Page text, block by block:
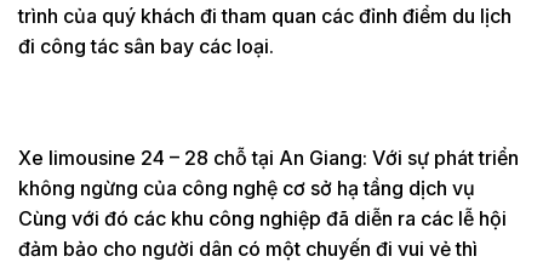
trình của quý khách đi tham quan các đỉnh điểm du lịch
đi công tác sân bay các loại.
Xe limousine 24 – 28 chỗ tại An Giang: Với sự phát triển
không ngừng của công nghệ cơ sở hạ tầng dịch vụ
Cùng với đó các khu công nghiệp đã diễn ra các lễ hội
đảm bảo cho người dân có một chuyến đi vui vẻ thì